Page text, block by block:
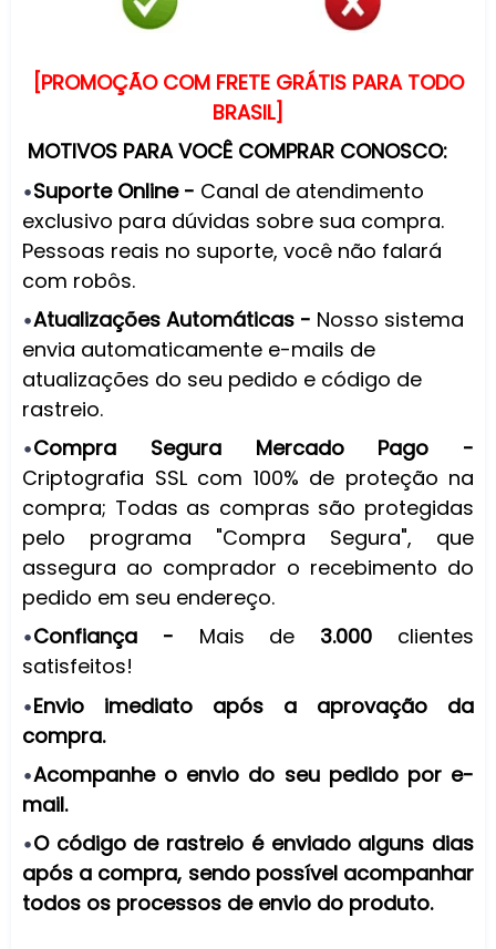
[PROMOÇÃO COM FRETE GRÁTIS PARA TODO
BRASIL]
MOTIVOS PARA VOCÊ COMPRAR CONOSCO:
•Suporte Online - Canal de atendimento
exclusivo para dúvidas sobre sua compra.
Pessoas reais no suporte, você não falará
com robôs.
•Atualizações Automáticas - Nosso sistema
envia automaticamente e-mails de
atualizações do seu pedido e código de
rastreio.
•Compra Segura Mercado Pago -
Criptografia SSL com 100% de proteção na
compra; Todas as compras são protegidas
pelo programa "Compra Segura", que
assegura ao comprador o recebimento do
pedido em seu endereço.
•Confiança - Mais de 3.000 clientes
satisfeitos!
•Envio imediato após a aprovação da
compra.
•Acompanhe o envio do seu pedido por e-
mail.
•O código de rastreio é enviado alguns dias
após a compra, sendo possível acompanhar
todos os processos de envio do produto.